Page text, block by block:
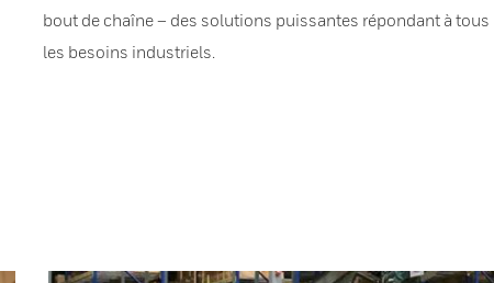
bout de chaîne – des solutions puissantes répondant à tous
les besoins industriels.